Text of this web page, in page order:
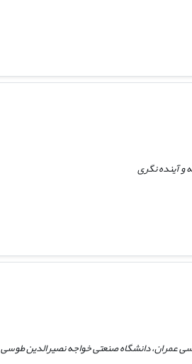
آینده نگری
عمران، دانشگاه صنعتی خواجه نصیرالدین طوسی